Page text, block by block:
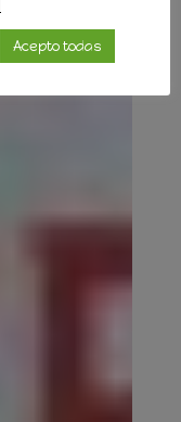
Acepto todas